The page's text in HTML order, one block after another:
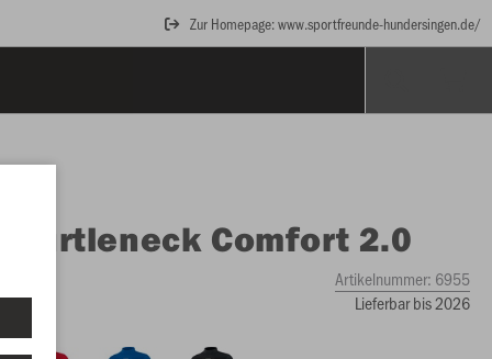
Zur Homepage: www.sportfreunde-hundersingen.de/
Turtleneck Comfort 2.0
Artikelnummer: 6955
Lieferbar bis 2026